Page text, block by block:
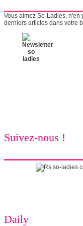
Vous aimez So-Ladies, n'en
derniers articles dans votre
Suivez-nous !
Daily